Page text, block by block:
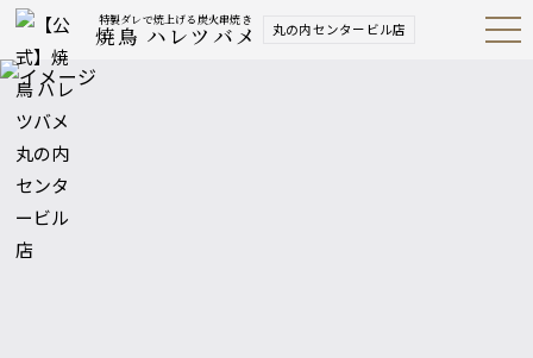
特製ダレで焼上げる炭火串焼き
焼鳥 ハレツバメ 丸の内センタービル店 Open
Navig